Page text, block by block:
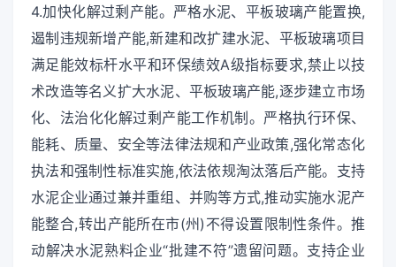
4.加快化解过剩产能。严格水泥、平板玻璃产能置换,
遏制违规新增产能,新建和改扩建水泥、平板玻璃项目
满足能效标杆水平和环保绩效A级指标要求,禁止以技
术改造等名义扩大水泥、平板玻璃产能,逐步建立市场
化、法治化化解过剩产能工作机制。严格执行环保、
能耗、质量、安全等法律法规和产业政策,强化常态化
执法和强制性标准实施,依法依规淘汰落后产能。支持
水泥企业通过兼并重组、并购等方式,推动实施水泥产
能整合,转出产能所在市(州)不得设置限制性条件。推
动解决水泥熟料企业“批建不符”遗留问题。支持企业